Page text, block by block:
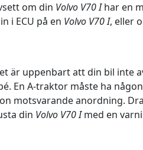
om din Volvo V70 Ihar en
i ECU på en Volvo V70 I, eller
är uppenbart att din bil inte
En A-traktor måste ha
motsvarande anordning.
din Volvo V70 Imed en